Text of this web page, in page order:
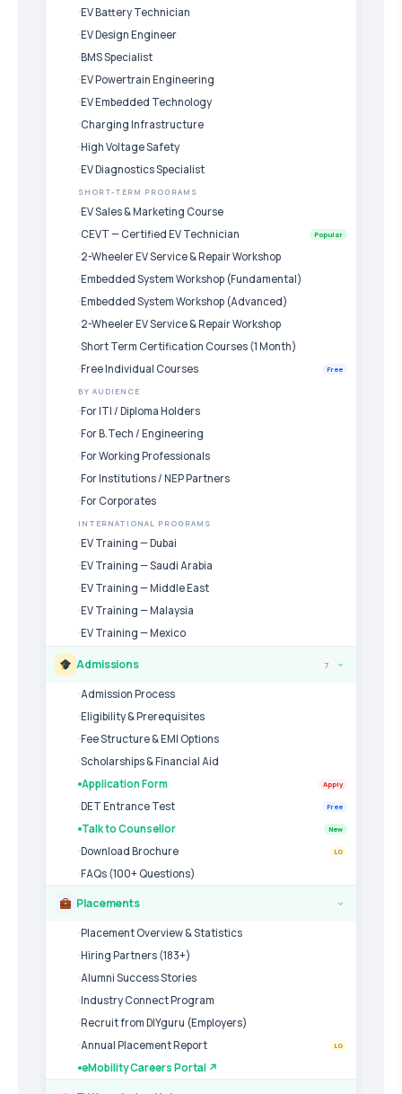
EV Battery Technician
EV Design Engineer
BMS Specialist
EV Powertrain Engineering
EV Embedded Technology
Charging Infrastructure
High Voltage Safety
EV Diagnostics Specialist
SHORT-TERM PROGRAMS
EV Sales & Marketing Course
CEVT — Certified EV Technician
Popular
2-Wheeler EV Service & Repair Workshop
Embedded System Workshop (Fundamental)
Embedded System Workshop (Advanced)
2-Wheeler EV Service & Repair Workshop
Short Term Certification Courses (1 Month)
Free Individual Courses
Free
BY AUDIENCE
For ITI / Diploma Holders
For B.Tech / Engineering
For Working Professionals
For Institutions / NEP Partners
For Corporates
INTERNATIONAL PROGRAMS
EV Training — Dubai
EV Training — Saudi Arabia
EV Training — Middle East
EV Training — Malaysia
EV Training — Mexico
Admissions 7 ›
Admission Process
Eligibility & Prerequisites
Fee Structure & EMI Options
Scholarships & Financial Aid
Application Form
Apply
DET Entrance Test Free
Talk to Counsellor New
Download Brochure LG
FAQs (100+ Questions)
Placements ›
Placement Overview & Statistics
Hiring Partners (183+)
Alumni Success Stories
Industry Connect Program
Recruit from DIYguru (Employers)
Annual Placement Report
LG
eMobility Careers Portal ↗